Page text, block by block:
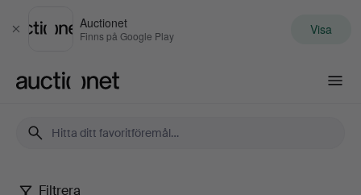
Stäng
Auctionet
Finns på Google Play Visa
Filtrera